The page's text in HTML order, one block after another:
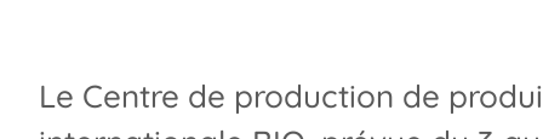
Le Centre de production de